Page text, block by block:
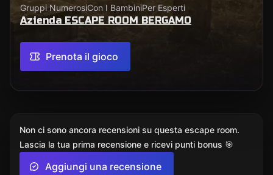
Gruppi NumerosiCon I BambiniPer Esperti
Azienda ESCAPE ROOM BERGAMO
Prenota il gioco
Non ci sono ancora recensioni su questa escape room.
Lascia la tua prima recensione e ricevi punti bonus 🎯
Aggiungi una recensione